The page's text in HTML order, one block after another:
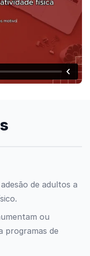
de adultos a
ou
programas de